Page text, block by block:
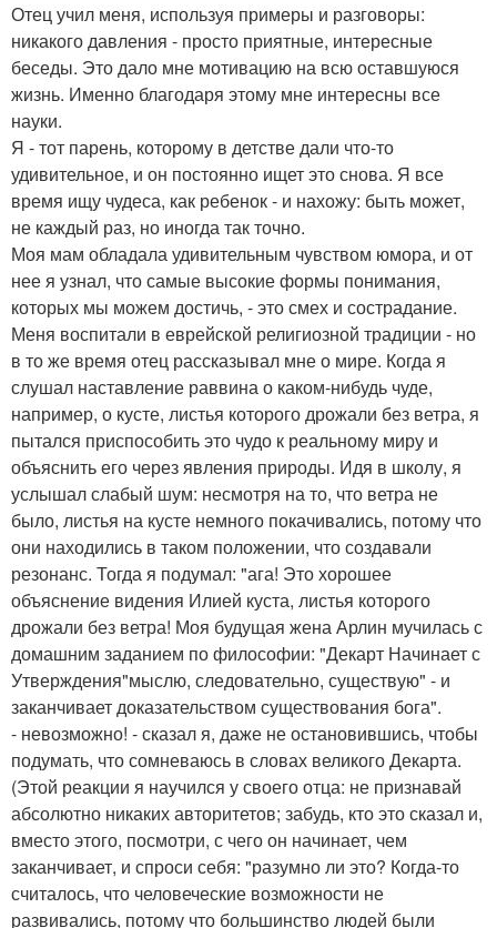
Отец учил меня, используя примеры и разговоры:
никакого давления - просто приятные, интересные
беседы. Это дало мне мотивацию на всю оставшуюся
жизнь. Именно благодаря этому мне интересны все
науки.
Я - тот парень, которому в детстве дали что-то
удивительное, и он постоянно ищет это снова. Я все
время ищу чудеса, как ребенок - и нахожу: быть может,
не каждый раз, но иногда так точно.
Моя мам обладала удивительным чувством юмора, и от
нее я узнал, что самые высокие формы понимания,
которых мы можем достичь, - это смех и сострадание.
Меня воспитали в еврейской религиозной традиции - но
в то же время отец рассказывал мне о мире. Когда я
слушал наставление раввина о каком-нибудь чуде,
например, о кусте, листья которого дрожали без ветра, я
пытался приспособить это чудо к реальному миру и
объяснить его через явления природы. Идя в школу, я
услышал слабый шум: несмотря на то, что ветра не
было, листья на кусте немного покачивались, потому что
они находились в таком положении, что создавали
резонанс. Тогда я подумал: "ага! Это хорошее
объяснение видения Илией куста, листья которого
дрожали без ветра! Моя будущая жена Арлин мучилась с
домашним заданием по философии: "Декарт Начинает с
Утверждения"мыслю, следовательно, существую" - и
заканчивает доказательством существования бога".
- невозможно! - сказал я, даже не остановившись, чтобы
подумать, что сомневаюсь в словах великого Декарта.
(Этой реакции я научился у своего отца: не признавай
абсолютно никаких авторитетов; забудь, кто это сказал и,
вместо этого, посмотри, с чего он начинает, чем
заканчивает, и спроси себя: "разумно ли это? Когда-то
считалось, что человеческие возможности не
развивались, потому что большинство людей были